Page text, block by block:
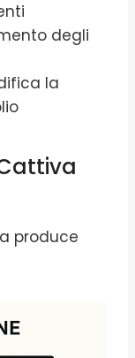
degli
la
produce